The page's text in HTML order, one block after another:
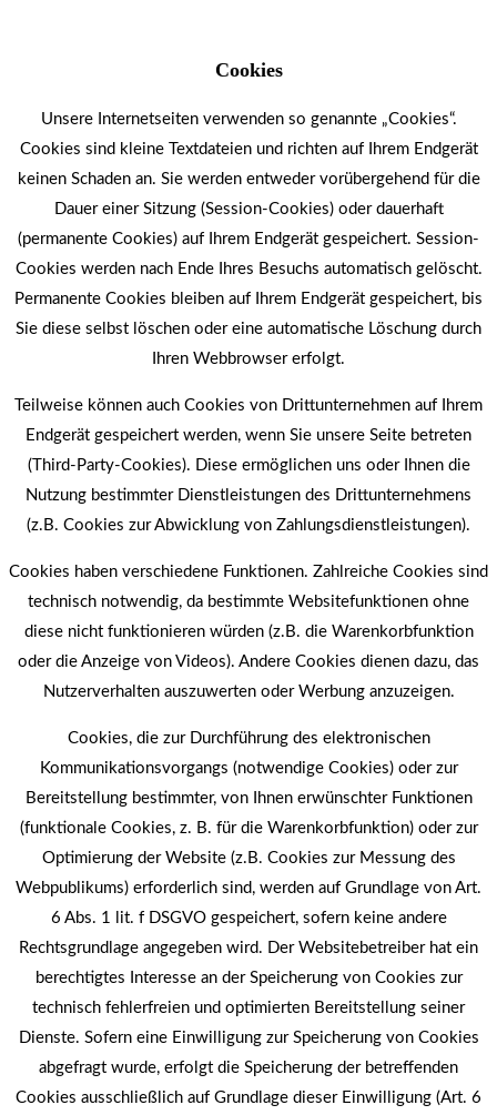
Cookies
Unsere Internetseiten verwenden so genannte „Cookies“.
Cookies sind kleine Textdateien und richten auf Ihrem Endgerät
keinen Schaden an. Sie werden entweder vorübergehend für die
Dauer einer Sitzung (Session-Cookies) oder dauerhaft
(permanente Cookies) auf Ihrem Endgerät gespeichert. Session-
Cookies werden nach Ende Ihres Besuchs automatisch gelöscht.
Permanente Cookies bleiben auf Ihrem Endgerät gespeichert, bis
Sie diese selbst löschen oder eine automatische Löschung durch
Ihren Webbrowser erfolgt.
Teilweise können auch Cookies von Drittunternehmen auf Ihrem
Endgerät gespeichert werden, wenn Sie unsere Seite betreten
(Third-Party-Cookies). Diese ermöglichen uns oder Ihnen die
Nutzung bestimmter Dienstleistungen des Drittunternehmens
(z.B. Cookies zur Abwicklung von Zahlungsdienstleistungen).
Cookies haben verschiedene Funktionen. Zahlreiche Cookies sind
technisch notwendig, da bestimmte Websitefunktionen ohne
diese nicht funktionieren würden (z.B. die Warenkorbfunktion
oder die Anzeige von Videos). Andere Cookies dienen dazu, das
Nutzerverhalten auszuwerten oder Werbung anzuzeigen.
Cookies, die zur Durchführung des elektronischen
Kommunikationsvorgangs (notwendige Cookies) oder zur
Bereitstellung bestimmter, von Ihnen erwünschter Funktionen
(funktionale Cookies, z. B. für die Warenkorbfunktion) oder zur
Optimierung der Website (z.B. Cookies zur Messung des
Webpublikums) erforderlich sind, werden auf Grundlage von Art.
6 Abs. 1 lit. f DSGVO gespeichert, sofern keine andere
Rechtsgrundlage angegeben wird. Der Websitebetreiber hat ein
berechtigtes Interesse an der Speicherung von Cookies zur
technisch fehlerfreien und optimierten Bereitstellung seiner
Dienste. Sofern eine Einwilligung zur Speicherung von Cookies
abgefragt wurde, erfolgt die Speicherung der betreffenden
Cookies ausschließlich auf Grundlage dieser Einwilligung (Art. 6